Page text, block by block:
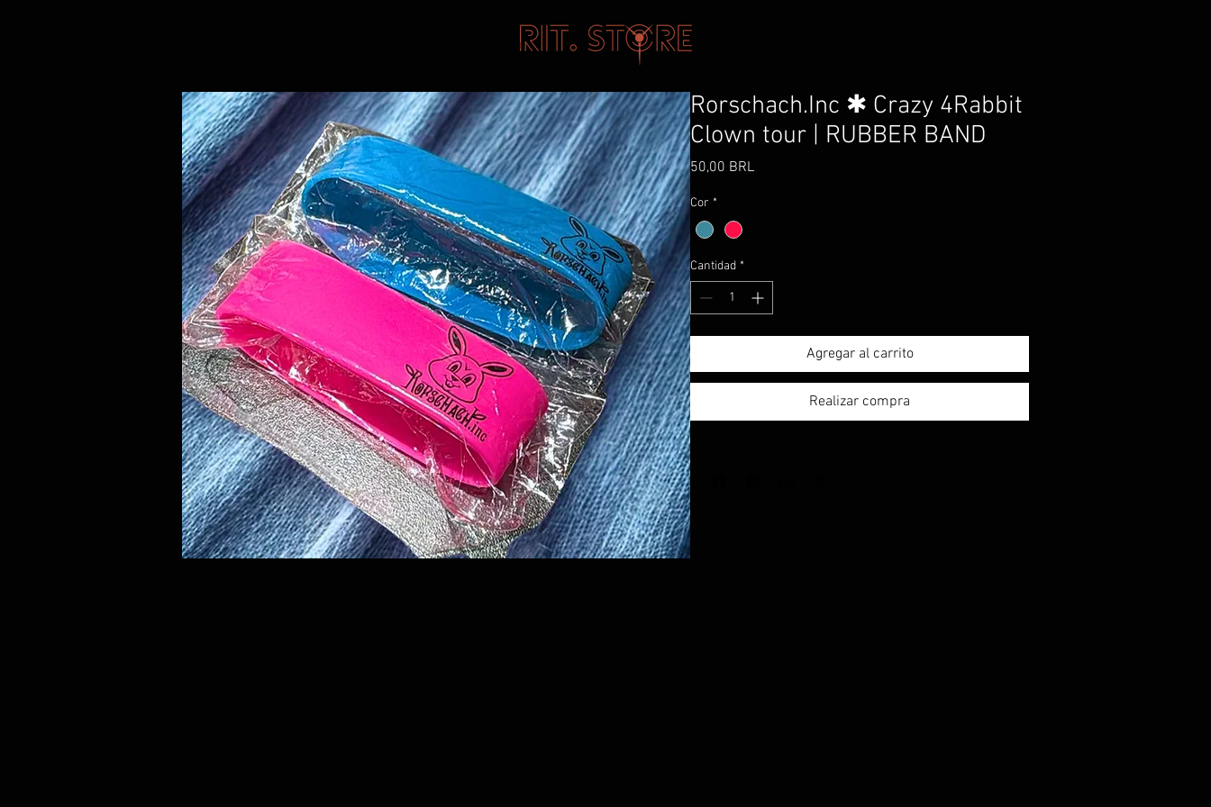
Rorschach.Inc ✱ Crazy 4Rabbit
Clown tour | RUBBER BAND
50,00 BRLPrecio
Cor *
Cantidad *
Agregar al carrito
Realizar compra